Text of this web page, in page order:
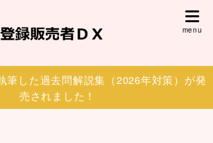
筆した過去問解説集（2026年対策）が発
売されました！